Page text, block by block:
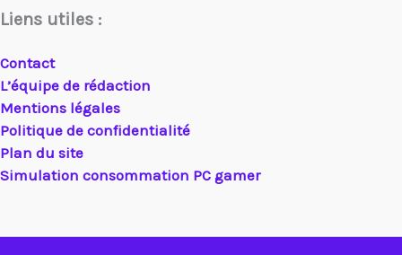
Liens utiles :
Contact
L’équipe de rédaction
Mentions légales
Politique de confidentialité
Plan du site
Simulation consommation PC gamer